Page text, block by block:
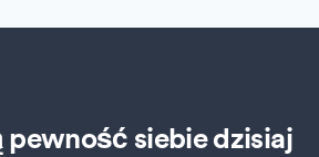
pewność siebie dzisiaj